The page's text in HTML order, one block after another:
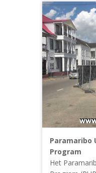
Paramaribo
Program
Het